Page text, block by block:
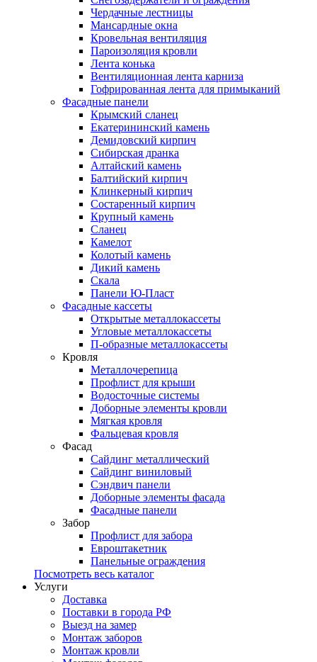
Чердачные лестницы
Мансардные окна
Кровельная вентиляция
Пароизоляция кровли
Лента конька
Вентиляционная лента карниза
Гофрированная лента для примыканий
Фасадные панели
Крымский сланец
Екатерининский камень
Демидовский кирпич
Сибирская дранка
Алтайский камень
Балтийский кирпич
Клинкерный кирпич
Состаренный кирпич
Крупный камень
Сланец
Камелот
Колотый камень
Дикий камень
Скала
Панели Ю-Пласт
Фасадные кассеты
Открытые металлокассеты
Угловые металлокассеты
П-образные металлокассеты
Кровля
Металлочерепица
Профлист для крыши
Водосточные системы
Доборные элементы кровли
Мягкая кровля
Фальцевая кровля
Фасад
Сайдинг металлический
Сайдинг виниловый
Сэндвич панели
Доборные элементы фасада
Фасадные панели
Забор
Профлист для забора
Евроштакетник
Панельные ограждения
Посмотреть весь каталог
Услуги
Доставка
Поставки в города РФ
Выезд на замер
Монтаж заборов
Монтаж кровли